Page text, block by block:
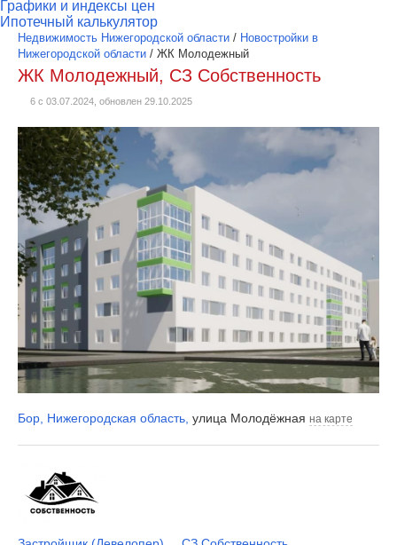
Графики и индексы цен
Ипотечный калькулятор
Недвижимость Нижегородской области / Новостройки в
Нижегородской области / ЖК Молодежный
ЖК Молодежный, СЗ Собственность
6 с 03.07.2024, обновлен 29.10.2025
Бор Нижегородская область улица Молодёжная на карте